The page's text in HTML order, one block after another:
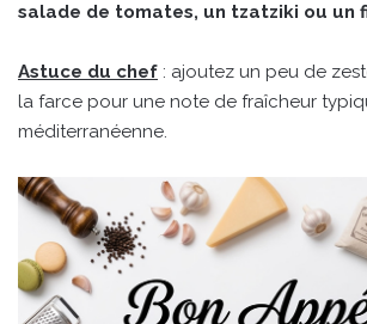
salade de tomates, un tzatziki ou un
Astuce du chef : ajoutez un peu de
la farce pour une note de fraîcheur
méditerranéenne.